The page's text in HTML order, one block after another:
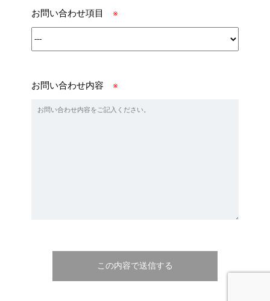
お問い合わせ項目 ※
お問い合わせ内容 ※